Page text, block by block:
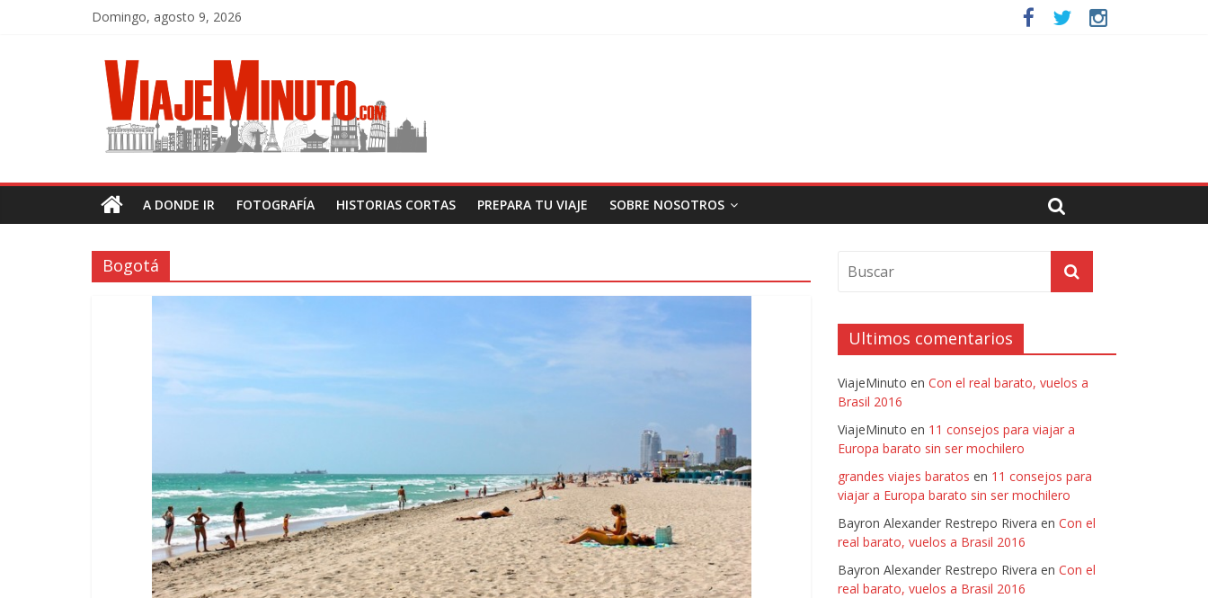
Domingo, agosto 9, 2026
A DONDE IR FOTOGRAFÍA HISTORIAS CORTAS PREPARA TU VIAJE SOBRE NOSOTROS
Bogotá
Ultimos comentarios
ViajeMinuto en Con el real barato, vuelos a
Brasil 2016
ViajeMinuto en 11 consejos para viajar a
Europa barato sin ser mochilero
grandes viajes baratos en 11 consejos para
viajar a Europa barato sin ser mochilero
Bayron Alexander Restrepo Rivera en Con el
real barato, vuelos a Brasil 2016
Bayron Alexander Restrepo Rivera en Con el
real barato, vuelos a Brasil 2016